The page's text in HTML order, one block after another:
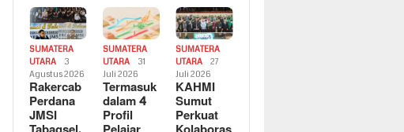
SUMATERA
UTARA
3
Agustus 2026
Rakercab
Perdana
JMSI
SUMATERA
UTARA
31
Juli 2026
Termasuk
dalam 4
Profil
SUMATERA
UTARA
27
Juli 2026
KAHMI
Sumut
Perkuat